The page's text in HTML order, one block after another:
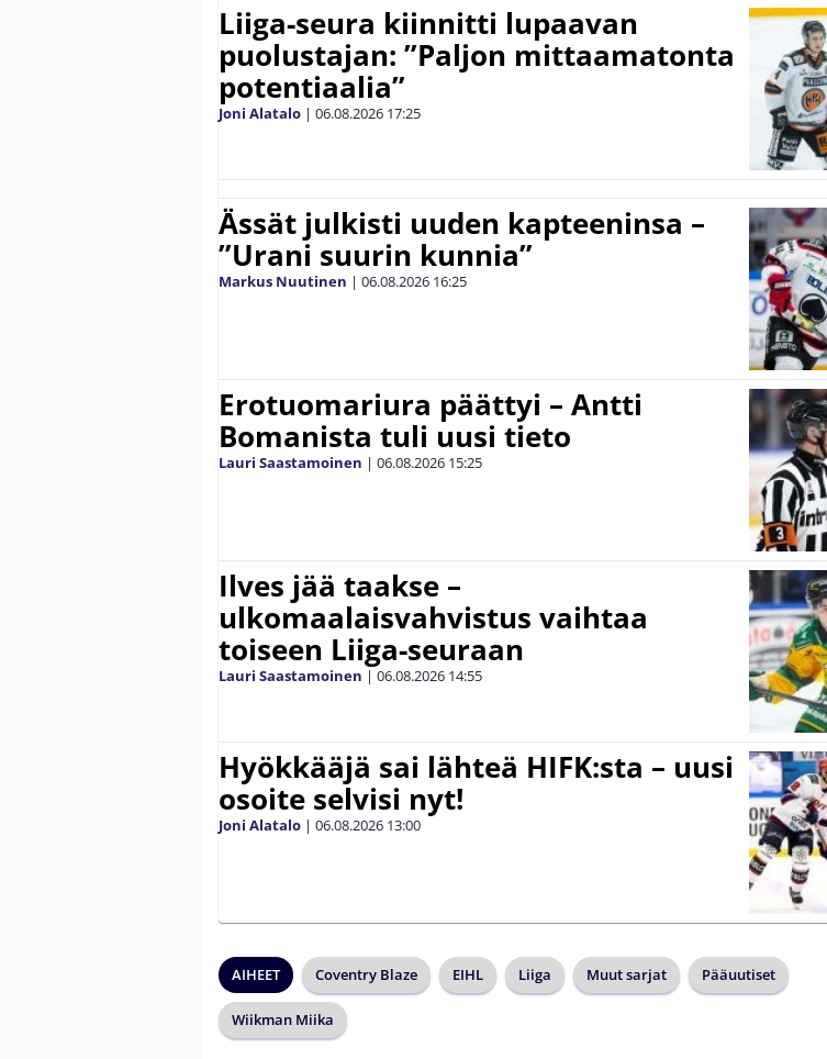
Liiga-seura kiinnitti lupaavan
puolustajan: ”Paljon mittaamatonta
potentiaalia”
Joni Alatalo | 06.08.2026 17:25
Ässät julkisti uuden kapteeninsa –
”Urani suurin kunnia”
Markus Nuutinen | 06.08.2026 16:25
Erotuomariura päättyi – Antti
Bomanista tuli uusi tieto
Lauri Saastamoinen | 06.08.2026 15:25
Ilves jää taakse –
ulkomaalaisvahvistus vaihtaa
toiseen Liiga-seuraan
Lauri Saastamoinen | 06.08.2026 14:55
Hyökkääjä sai lähteä HIFK:sta – uusi
osoite selvisi nyt!
Joni Alatalo | 06.08.2026 13:00
AIHEET Coventry Blaze EIHL Liiga Muut sarjat Pääuutiset
Wiikman Miika